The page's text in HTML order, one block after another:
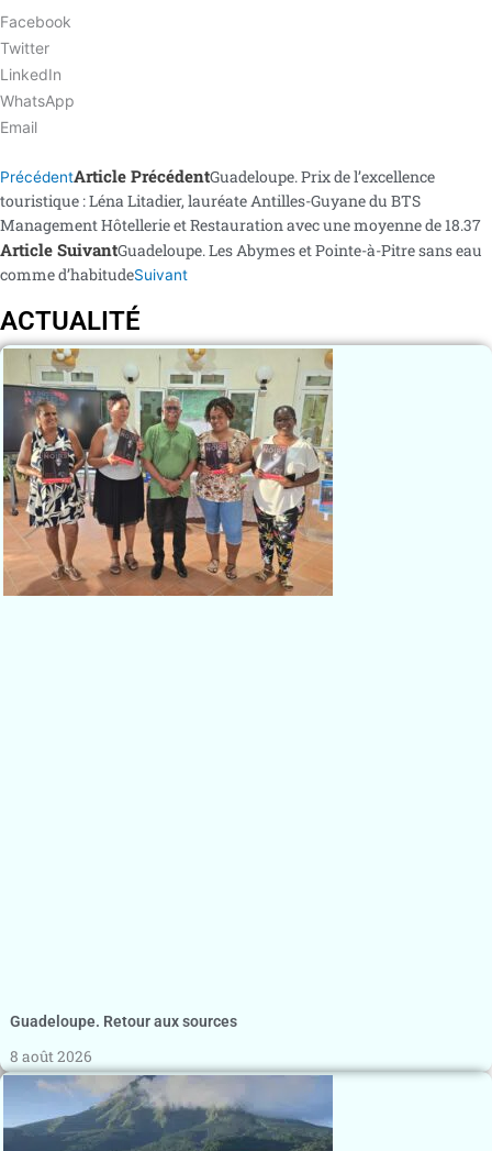
Facebook
Twitter
LinkedIn
WhatsApp
Email
PrécédentArticle PrécédentGuadeloupe. Prix de l’excellence
touristique : Léna Litadier, lauréate Antilles-Guyane du BTS
Management Hôtellerie et Restauration avec une moyenne de 18.37
Article SuivantGuadeloupe. Les Abymes et Pointe-à-Pitre sans eau
comme d’habitudeSuivant
ACTUALITÉ
Guadeloupe. Retour aux sources
8 août 2026